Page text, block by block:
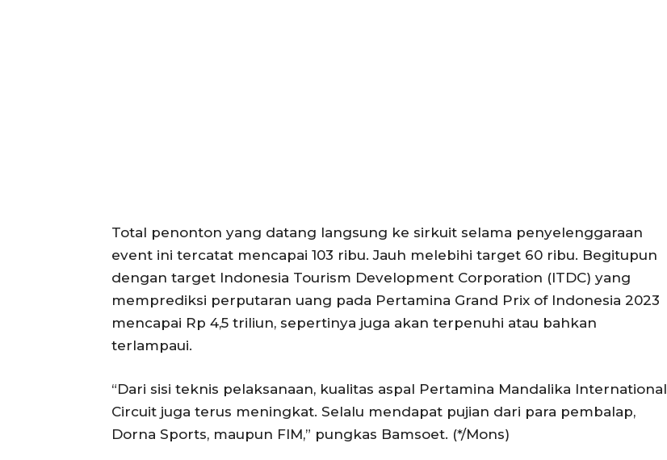
Total penonton yang datang langsung ke sirkuit selama penyelenggaraan
event ini tercatat mencapai 103 ribu. Jauh melebihi target 60 ribu. Begitupun
dengan target Indonesia Tourism Development Corporation (ITDC) yang
memprediksi perputaran uang pada Pertamina Grand Prix of Indonesia 2023
mencapai Rp 4,5 triliun, sepertinya juga akan terpenuhi atau bahkan
terlampaui.
“Dari sisi teknis pelaksanaan, kualitas aspal Pertamina Mandalika International
Circuit juga terus meningkat. Selalu mendapat pujian dari para pembalap,
Dorna Sports, maupun FIM,” pungkas Bamsoet. (*/Mons)